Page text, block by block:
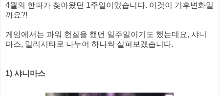
4월의 한파가 찾아왔던 1주일이었습니다. 이것이 기후변화일
까요?!
게임에서는 파워 현질을 했던 일주일이기도 했는데요, 샤니
마스, 밀리시타로 나누어 하나씩 살펴보겠습니다.
1) 샤니마스